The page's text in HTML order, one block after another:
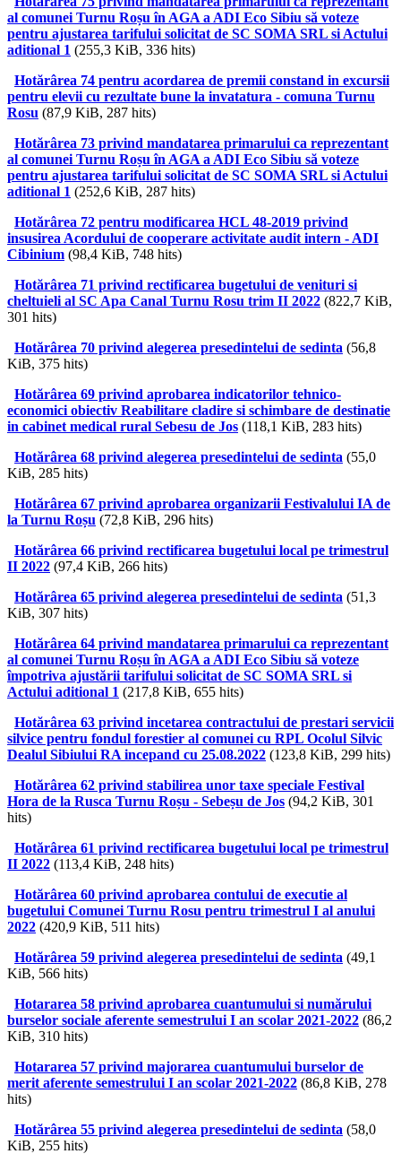
al comunei Turnu Roșu în AGA a ADI Eco Sibiu să voteze
pentru ajustarea tarifului solicitat de SC SOMA SRL si Actului
aditional 1 (255,3 KiB, 336 hits)
Hotărârea 74 pentru acordarea de premii constand in excursii
pentru elevii cu rezultate bune la invatatura - comuna Turnu
Rosu (87,9 KiB, 287 hits)
Hotărârea 73 privind mandatarea primarului ca reprezentant
al comunei Turnu Roșu în AGA a ADI Eco Sibiu să voteze
pentru ajustarea tarifului solicitat de SC SOMA SRL si Actului
aditional 1 (252,6 KiB, 287 hits)
Hotărârea 72 pentru modificarea HCL 48-2019 privind
insusirea Acordului de cooperare activitate audit intern - ADI
Cibinium (98,4 KiB, 748 hits)
Hotărârea 71 privind rectificarea bugetului de venituri si
cheltuieli al SC Apa Canal Turnu Rosu trim II 2022 (822,7 KiB,
301 hits)
Hotărârea 70 privind alegerea presedintelui de sedinta (56,8
KiB, 375 hits)
Hotărârea 69 privind aprobarea indicatorilor tehnico-
economici obiectiv Reabilitare cladire si schimbare de destinatie
in cabinet medical rural Sebesu de Jos (118,1 KiB, 283 hits)
Hotărârea 68 privind alegerea presedintelui de sedinta (55,0
KiB, 285 hits)
Hotărârea 67 privind aprobarea organizarii Festivalului IA de
la Turnu Roșu (72,8 KiB, 296 hits)
Hotărârea 66 privind rectificarea bugetului local pe trimestrul
II 2022 (97,4 KiB, 266 hits)
Hotărârea 65 privind alegerea presedintelui de sedinta (51,3
KiB, 307 hits)
Hotărârea 64 privind mandatarea primarului ca reprezentant
al comunei Turnu Roșu în AGA a ADI Eco Sibiu să voteze
împotriva ajustării tarifului solicitat de SC SOMA SRL si
Actului aditional 1 (217,8 KiB, 655 hits)
Hotărârea 63 privind incetarea contractului de prestari servicii
silvice pentru fondul forestier al comunei cu RPL Ocolul Silvic
Dealul Sibiului RA incepand cu 25.08.2022 (123,8 KiB, 299 hits)
Hotărârea 62 privind stabilirea unor taxe speciale Festival
Hora de la Rusca Turnu Roșu - Sebeșu de Jos (94,2 KiB, 301
hits)
Hotărârea 61 privind rectificarea bugetului local pe trimestrul
II 2022 (113,4 KiB, 248 hits)
Hotărârea 60 privind aprobarea contului de executie al
bugetului Comunei Turnu Rosu pentru trimestrul I al anului
2022 (420,9 KiB, 511 hits)
Hotărârea 59 privind alegerea presedintelui de sedinta (49,1
KiB, 566 hits)
Hotararea 58 privind aprobarea cuantumului si numărului
burselor sociale aferente semestrului I an scolar 2021-2022 (86,2
KiB, 310 hits)
Hotararea 57 privind majorarea cuantumului burselor de
merit aferente semestrului I an scolar 2021-2022 (86,8 KiB, 278
hits)
Hotărârea 55 privind alegerea presedintelui de sedinta (58,0
KiB, 255 hits)